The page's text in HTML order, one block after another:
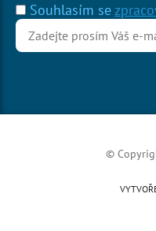
Souhlasím se
©